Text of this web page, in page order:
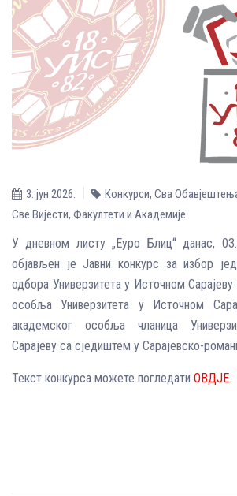
3. јун 2026. Конкурси, Сва
Све Вијести, Факултети и Академије
У дневном листу „Еуро Блиц“ данас,
oбјављен је Јавни конкурс за избор
одбора Универзитета у Источном
особљa Универзитета у Источном
академског особља чланица
Сарајеву са сједиштем у Сарајевско-
Текст конкурса можете погледати ОВДЈЕ.